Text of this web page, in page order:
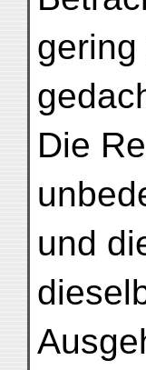
Die
und